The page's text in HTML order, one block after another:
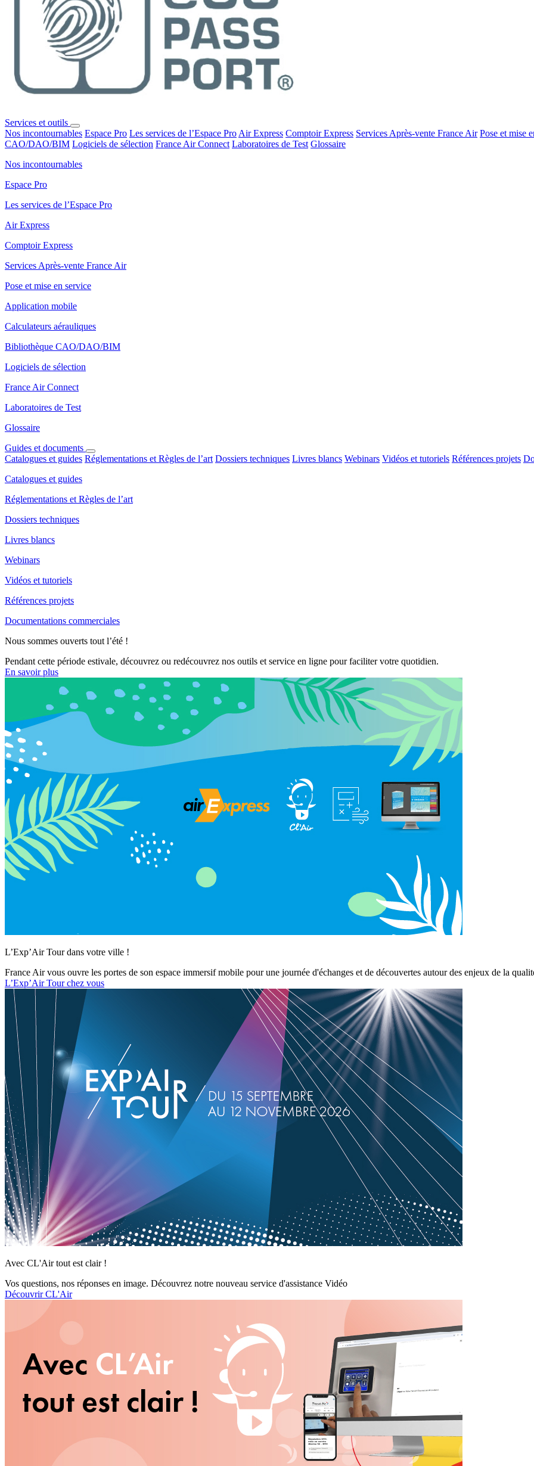
Services et outils
Nos incontournables Espace Pro Les services de l’Espace Pro Air Express Comptoir Express Services Après-vente France Air Pose et mise
CAO/DAO/BIM Logiciels de sélection France Air Connect Laboratoires de Test Glossaire
Nos incontournables
Espace Pro
Les services de l’Espace Pro
Air Express
Comptoir Express
Services Après-vente France Air
Pose et mise en service
Application mobile
Calculateurs aérauliques
Bibliothèque CAO/DAO/BIM
Logiciels de sélection
France Air Connect
Laboratoires de Test
Glossaire
Guides et documents
Catalogues et guides Réglementations et Règles de l’art Dossiers techniques Livres blancs Webinars Vidéos et tutoriels Références projets
Catalogues et guides
Réglementations et Règles de l’art
Dossiers techniques
Livres blancs
Webinars
Vidéos et tutoriels
Références projets
Documentations commerciales
Nous sommes ouverts tout l’été !
Pendant cette période estivale, découvrez ou redécouvrez nos outils et service en ligne pour faciliter votre quotidien.
En savoir plus
L’Exp’Air Tour dans votre ville !
France Air vous ouvre les portes de son espace immersif mobile pour une journée d'échanges et de découvertes autour des enjeux de la
L’Exp’Air Tour chez vous
Avec CL'Air tout est clair !
Vos questions, nos réponses en image. Découvrez notre nouveau service d'assistance Vidéo
Découvrir CL'Air